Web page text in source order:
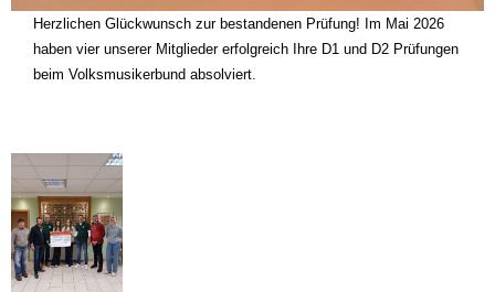
Herzlichen Glückwunsch zur bestandenen Prüfung! Im Mai 2026
haben vier unserer Mitglieder erfolgreich Ihre D1 und D2 Prüfungen
beim Volksmusikerbund absolviert.